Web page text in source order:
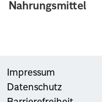
Nahrungsmittel
Impressum
Datenschutz